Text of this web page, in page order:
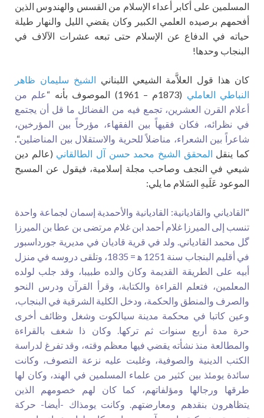
المسلمين على أكابر أعداء الإسلام من القسس والهندوس الذين
أفحمهم برصيده العلمي الكبير وكان يقضي الليل والنهار طيلة
حياته في الدفاع عن الإسلام حتى تبعه عشرات الآلاف في
البنجاب وحدها!
كان هذا قول العلاَّمة الشيعي اللبناني الشيخ سليمان ظاهر
النباطي العاملي (1873م – 1961) الموصوف بأنه “
علم من
أعلام القرن العشرين، تجمع فيه من الفضائل ما قل أن يجتمع
في نظرائه، فكان فقيهاً بين الفقهاء، مؤرخاً بين المؤرخين،
شاعراً بين الشعراء، مناضلاً للحرية والاستقلال بين المناضلين.“.
كما ينقل المحقق الشيخ محمد حسن آل الطالقاني (عالم دين
شيعي في النجف وصاحب مجلة إسلامية، فيقول عن المسيح
الموعود عَلَيهِ السَلام ما يلي:
“القادياني والقاديانية: القاديانية والأحمدية إسمان لجماعة واحدة
تنسب إلى الميرزا غلام أحمد ابن غلام مرتضى بن عطا بن الميرزا
گل محمد القادياني. ولد في قرية قاديان في مديرية جورداسبور
في أقليم البنجاب سنة 1251 ه‍ = 1835، وتلقى دروسه في منزل
أبيه على الطريقة القديمة وكان والده طبيبا، وقد جلب لولده
المعلمين، فتعلم القراءة والكتابة، وقرأ القرآن ودرس النحو
والصرف والمنطق والحكمة، ودخل الكلية الشرقية في البنجاب،
وعين كاتبا في محكمة مدينة سيالكوت وشغل وظائف أخرى
حرة مدة أربع سنوات ثم تركها. وكان ذا شغف بالقراءة
والمطالعة منذ نشأته يقضي فيها معظم وقته، وقد تفرغ لدراسة
الكتب الدينية والصوفية، وغلبت عليه نزعة التصوف، وكانت
سائدة يومئذ بين كثير من علماء المسلمين في الهند، وكان لها
طرقها ورجالها ومؤلفاتهم، كما كان لهم خصومهم الذين
يتظاهرون بنقدهم ومعارضتهم. وكانت يومذاك -أيضا- حركة